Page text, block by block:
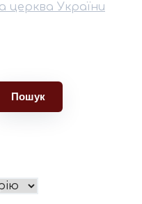
церква України